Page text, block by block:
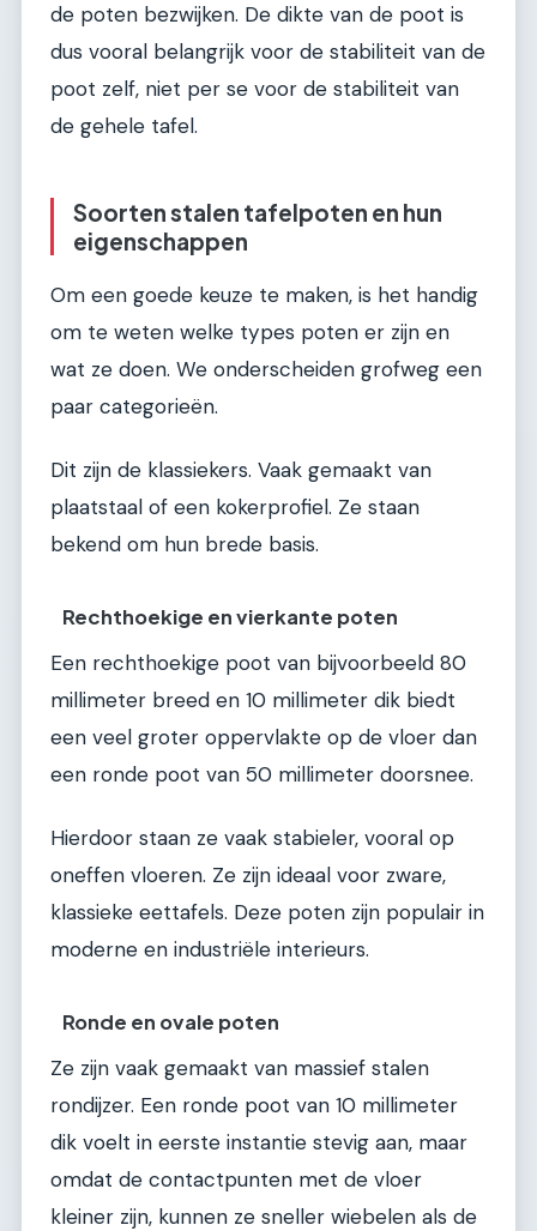
de poten bezwijken. De dikte van de poot is
dus vooral belangrijk voor de stabiliteit van de
poot zelf, niet per se voor de stabiliteit van
de gehele tafel.
Soorten stalen tafelpoten en hun
eigenschappen
Om een goede keuze te maken, is het handig
om te weten welke types poten er zijn en
wat ze doen. We onderscheiden grofweg een
paar categorieën.
Dit zijn de klassiekers. Vaak gemaakt van
plaatstaal of een kokerprofiel. Ze staan
bekend om hun brede basis.
Rechthoekige en vierkante poten
Een rechthoekige poot van bijvoorbeeld 80
millimeter breed en 10 millimeter dik biedt
een veel groter oppervlakte op de vloer dan
een ronde poot van 50 millimeter doorsnee.
Hierdoor staan ze vaak stabieler, vooral op
oneffen vloeren. Ze zijn ideaal voor zware,
klassieke eettafels. Deze poten zijn populair in
moderne en industriële interieurs.
Ronde en ovale poten
Ze zijn vaak gemaakt van massief stalen
rondijzer. Een ronde poot van 10 millimeter
dik voelt in eerste instantie stevig aan, maar
omdat de contactpunten met de vloer
kleiner zijn, kunnen ze sneller wiebelen als de